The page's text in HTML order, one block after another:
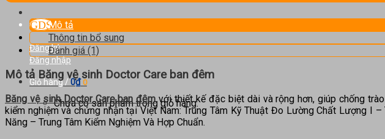
Đăng ký
Đăng nhập
Giỏ hàng / 0₫ 0
Chưa có sản phẩm trong giỏ hàng.
Mô tả
Thông tin bổ sung
Đánh giá (1)
Mô tả Băng vệ sinh Doctor Care ban đêm
Băng vệ sinh Doctor Care ban đêmvới thiết kế đặc biệt dài và rộng hơn, giúp chống
kiểm nghiệm và chứng nhận tại Việt Nam: Trung Tâm Kỹ Thuật Đo Lường Chất Lượng I
Năng – Trung Tâm Kiểm Nghiệm Và Hợp Chuẩn.